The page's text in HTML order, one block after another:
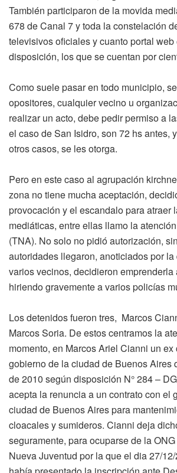
También participaron de la movida
678 de Canal 7 y toda la constelación
televisivos oficiales y cuanto portal web
disposición, los que se cuentan por
Como suele pasar en todo municipio,
opositores, cualquier vecino u
realizar un acto, debe pedir permiso a
el caso de San Isidro, son 72 hs antes,
otros casos, se les otorga.
Pero en este caso al agrupación
zona no tiene mucha aceptación,
provocación y el escandalo para atraer
mediáticas, entre ellas llamo la
(TNA). No solo no pidió autorización,
autoridades llegaron, anoticiados por
varios vecinos, decidieron emprenderla
hiriendo gravemente a varios policías
Los detenidos fueron tres, Marcos
Marcos Soria. De estos centramos la
momento, en Marcos Ariel Cianni un ex
gobierno de la ciudad de Buenos Aires
de 2010 según disposición N° 284 –
acepta la renuncia a un contrato con el
ciudad de Buenos Aires para
cloacales y sumideros. Cianni deja
seguramente, para ocuparse de la
Nueva Juventud por la que el dia 27/